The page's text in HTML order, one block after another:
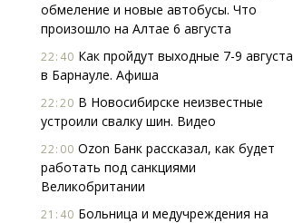
обмеление и новые автобусы. Что
произошло на Алтае 6 августа
22:40 Как пройдут выходные 7-9 августа
в Барнауле. Афиша
22:20 В Новосибирске неизвестные
устроили свалку шин. Видео
22:00 Ozon Банк рассказал, как будет
работать под санкциями
Великобритании
21:40 Больница и медучреждения на